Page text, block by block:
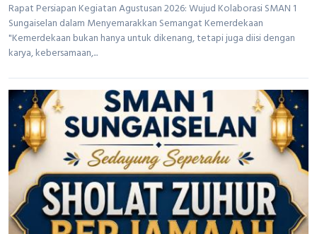
Rapat Persiapan Kegiatan Agustusan 2026: Wujud Kolaborasi SMAN 1
Sungaiselan dalam Menyemarakkan Semangat Kemerdekaan
"Kemerdekaan bukan hanya untuk dikenang, tetapi juga diisi dengan
karya, kebersamaan,...